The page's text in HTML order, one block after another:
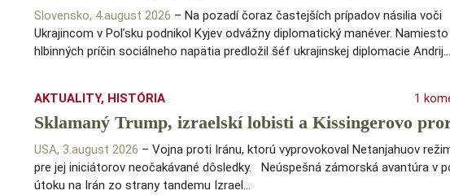
Slovensko, 4.august 2026 – Na pozadí čoraz častejších prípadov násilia voči
Ukrajincom v Poľsku podnikol Kyjev odvážny diplomatický manéver.
hlbinných príčin sociálneho napätia predložil šéf ukrajinskej diplomacie Andrij…
AKTUALITY, HISTÓRIA 1
Sklamaný Trump, izraelskí lobisti a Kissingerovo
USA, 3.august 2026 – Vojna proti Iránu, ktorú vyprovokoval Netanjahuov
pre jej iniciátorov neočakávané dôsledky. Neúspešná zámorská avantúra v
útoku na Irán zo strany tandemu Izrael…